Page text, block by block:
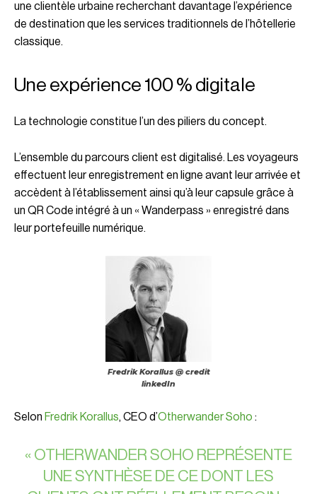
une clientèle urbaine recherchant davantage l’expérience
de destination que les services traditionnels de l’hôtellerie
classique.
Une expérience 100 % digitale
La technologie constitue l’un des piliers du concept.
L’ensemble du parcours client est digitalisé. Les voyageurs
effectuent leur enregistrement en ligne avant leur arrivée et
accèdent à l’établissement ainsi qu’à leur capsule grâce à
un QR Code intégré à un « Wanderpass » enregistré dans
leur portefeuille numérique.
Fredrik Korallus @ credit
linkedIn
Selon Fredrik Korallus, CEO d’Otherwander Soho :
« OTHERWANDER SOHO REPRÉSENTE
UNE SYNTHÈSE DE CE DONT LES